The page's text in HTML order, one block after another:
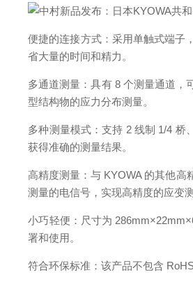
便捷的连接方式：采用单触式端子
省大量的时间和精力。
多通道测量：具有 8 个测量通道，
型结构物的应力分布测量。
多种测量模式：支持 2 线制 1/4 桥
获得准确的测量结果。
高精度测量：与 KYOWA 的其他
测量的电信号，实现高精度的应变测
小巧轻便：尺寸为
署和使用。
符合环保标准：该产品不包含